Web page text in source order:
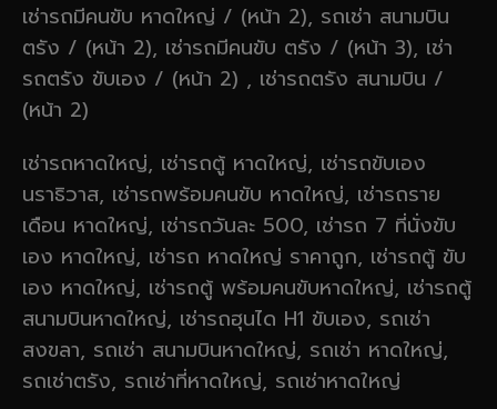
เช่ารถมีคนขับ หาดใหญ่ / (หน้า 2), รถเช่า สนามบิน
ตรัง / (หน้า 2), เช่ารถมีคนขับ ตรัง / (หน้า 3), เช่า
รถตรัง ขับเอง / (หน้า 2) , เช่ารถตรัง สนามบิน /
(หน้า 2)
เช่ารถหาดใหญ่, เช่ารถตู้ หาดใหญ่, เช่ารถขับเอง
นราธิวาส, เช่ารถพร้อมคนขับ หาดใหญ่, เช่ารถราย
เดือน หาดใหญ่, เช่ารถวันละ 500, เช่ารถ 7 ที่นั่งขับ
เอง หาดใหญ่, เช่ารถ หาดใหญ่ ราคาถูก, เช่ารถตู้ ขับ
เอง หาดใหญ่, เช่ารถตู้ พร้อมคนขับหาดใหญ่, เช่ารถตู้
สนามบินหาดใหญ่, เช่ารถฮุนได H1 ขับเอง, รถเช่า
สงขลา, รถเช่า สนามบินหาดใหญ่, รถเช่า หาดใหญ่,
รถเช่าตรัง, รถเช่าที่หาดใหญ่, รถเช่าหาดใหญ่